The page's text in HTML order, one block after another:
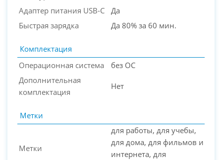
Адаптер питания USB-C
Да
Быстрая зарядка
Да 80% за 60 мин.
Комплектация
Операционная система
без ОС
Дополнительная
комплектация
Нет
Метки
Метки
для работы, для учебы,
для дома, для фильмов и
интернета, для